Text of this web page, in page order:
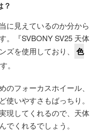
？
に見えているのか分から
。『SVBONY SV25 天体
を使用しており、
色
。
のフォーカスホイール、
いやすさもばっちり。
現してくれるので、天体
くれるでしょう。